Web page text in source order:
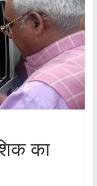
का